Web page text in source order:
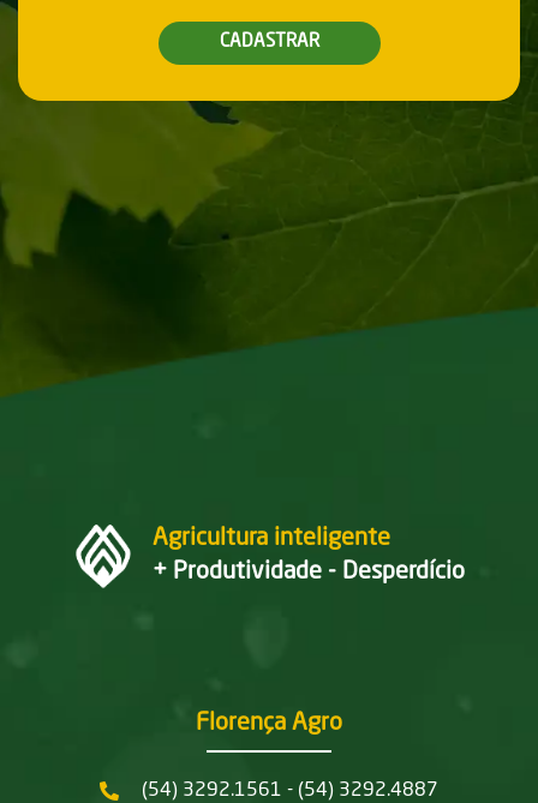
CADASTRAR
Agricultura inteligente
+ Produtividade - Desperdício
Florença Agro
(54) 3292.1561 - (54) 3292.4887